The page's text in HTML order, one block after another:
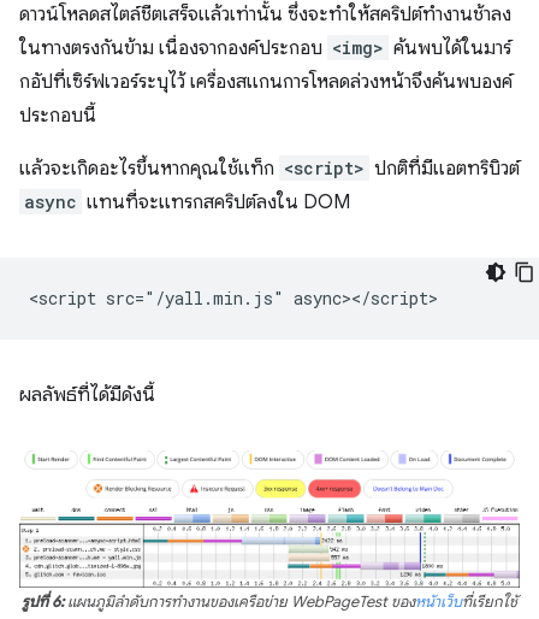
ดาวน์โหลดสไตล์ชีตเสร็จแล้วเท่านั้น ซึ่งจะทำให้สคริปต์ทำงานช้าลง
ในทางตรงกันข้าม เนื่องจากองค์ประกอบ <img> ค้นพบได้ในมาร์
กอัปที่เซิร์ฟเวอร์ระบุไว้ เครื่องสแกนการโหลดล่วงหน้าจึงค้นพบองค์
ประกอบนี้
แล้วจะเกิดอะไรขึ้นหากคุณใช้แท็ก <script> ปกติที่มีแอตทริบิวต์
async แทนที่จะแทรกสคริปต์ลงใน DOM
ผลลัพธ์ที่ได้มีดังนี้
รูปที่ 6:แผนภูมิลำดับการทำงานของเครือข่าย WebPageTest ของหน้าเว็บที่เรียกใช้